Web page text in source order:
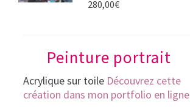
280,00€
Peinture portrait
Acrylique sur toile Découvrez cette
création dans mon portfolio en ligne